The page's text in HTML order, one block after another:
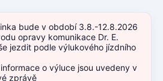
bude v období 3.8.-12.8.2026
opravy komunikace Dr. E.
jezdit podle výlukového jízdního
informace o výluce jsou uvedeny v
zprávě